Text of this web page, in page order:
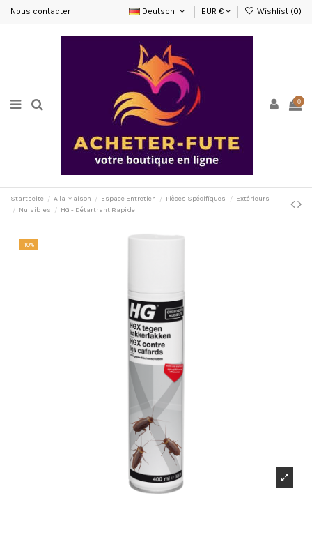
Nous contacter Deutsch EUR € Wishlist (0)
0
Startseite A la Maison Espace Entretien Pièces Spécifiques
Extérieurs
Nuisibles
HG - Détartrant Rapide
-10%